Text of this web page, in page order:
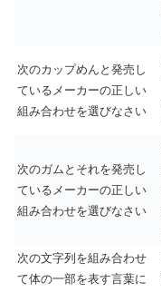
次のカップめんと発売し
ているメーカーの正しい
組み合わせを選びなさい
次のガムとそれを発売し
ているメーカーの正しい
組み合わせを選びなさい
次の文字列を組み合わせ
て体の一部を表す言葉に